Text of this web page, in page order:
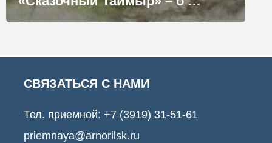
СВЯЗАТЬСЯ С НАМИ
Тел. приемной: +7 (3919) 31-51-61
priemnaya@arnorilsk.ru